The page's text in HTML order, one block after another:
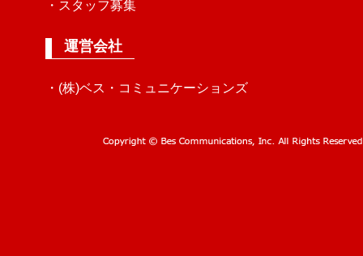
・スタッフ募集
運営会社
・(株)ベス・コミュニケーションズ